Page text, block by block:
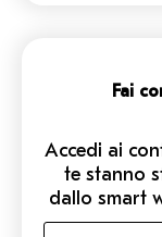
Fai
Accedi ai
te stanno
dallo smart